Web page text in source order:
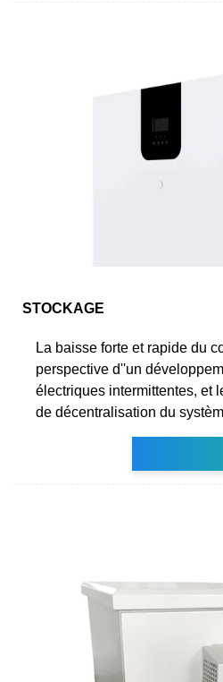
STOCKAGE
La baisse forte et rapide du
perspective d''un
électriques intermittentes, et
de décentralisation du